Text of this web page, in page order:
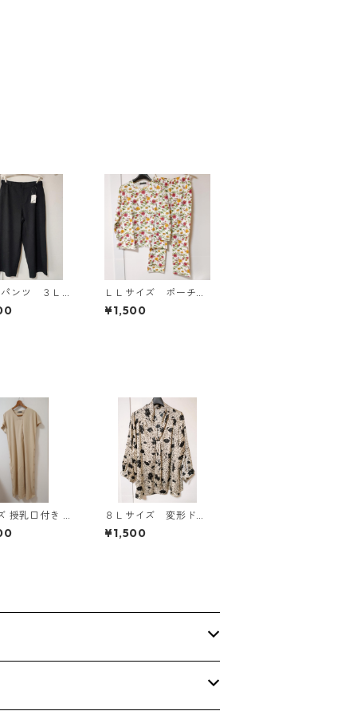
パンツ ３Ｌ
ク KAE-4697
ＬＬサイズ ポーチ付
き 綿１００％ 花
柄 トラベルパジャ
¥1,500
サ
ンデザイン ワ
マタニティ
８Ｌサイズ 変形ドッ
ト 花柄 ボウタイブ
ラウス オフホワイ
¥1,500